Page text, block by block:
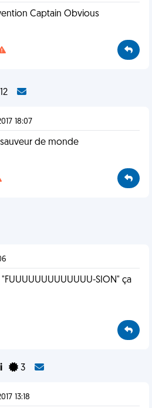
Captain Obvious
18:07
de monde
SION" ça
3
13:18